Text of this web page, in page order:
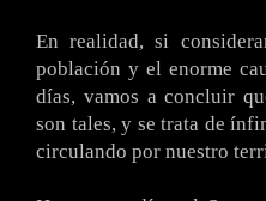
En realidad, si
población y el enorme
días, vamos a concluir
son tales, y se trata de
circulando por nuestro